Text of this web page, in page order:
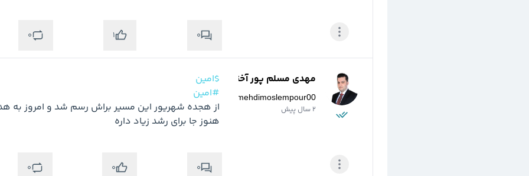
0
1
0
مهدی مسلم پور آخته خانه
mehdimoslempour00
2 سال پیش
$امین
#امین
هنوز جا برای رشد زیاد داره
0
0
0